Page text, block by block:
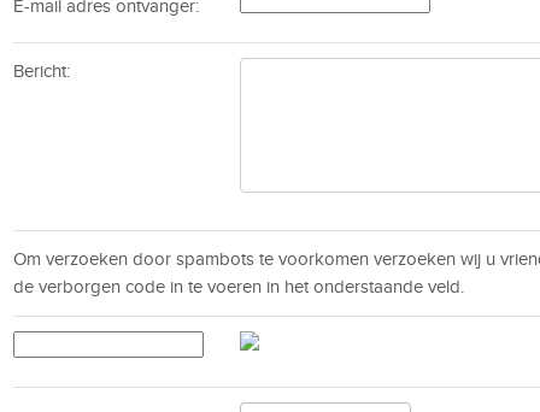
E-mail adres ontvanger:
Bericht:
Om verzoeken door spambots te voorkomen verzoeken wij u
de verborgen code in te voeren in het onderstaande veld.